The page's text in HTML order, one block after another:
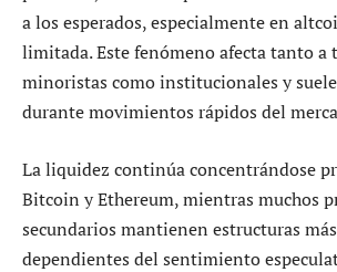
a los esperados, especialmente en
limitada. Este fenómeno afecta tanto a
minoristas como institucionales y
durante movimientos rápidos del
La liquidez continúa concentrándose
Bitcoin y Ethereum, mientras muchos
secundarios mantienen estructuras
dependientes del sentimiento